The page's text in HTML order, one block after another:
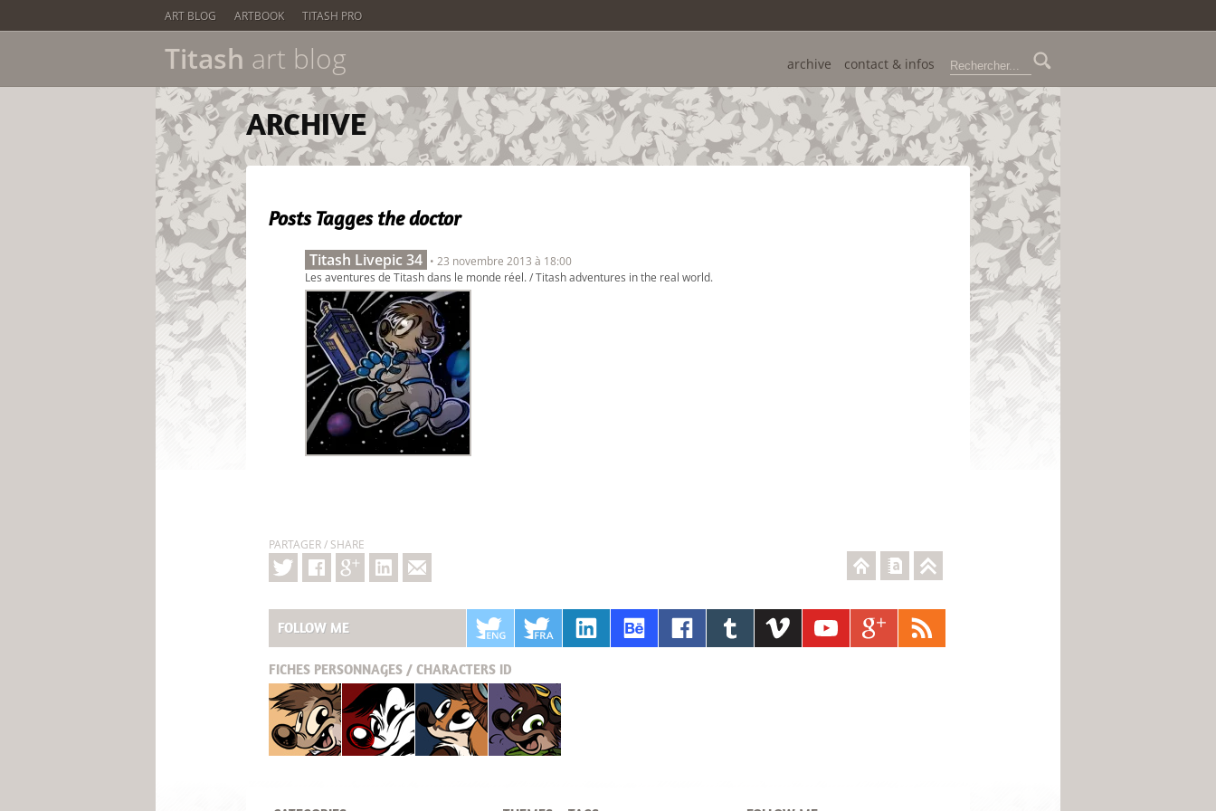
ART BLOG ARTBOOK TITASH PRO
Titash art blog archive contact & infos
ARCHIVE
Posts Taggesthe doctor
Titash Livepic 34 • 23 novembre 2013 à 18:00
Les aventures de Titash dans le monde réel. / Titash adventures in the real world.
PARTAGER / SHARE
FOLLOW ME
FICHES PERSONNAGES / CHARACTERS ID
Titash Pistash Pucky Krabouille